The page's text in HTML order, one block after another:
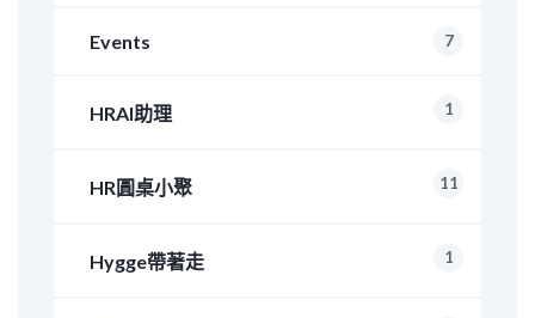
Events 7
HRAI助理 1
HR圓桌小聚 11
Hygge帶著走 1